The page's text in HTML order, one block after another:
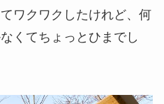
ワクワクしたけれど、何
くてちょっとひまでし